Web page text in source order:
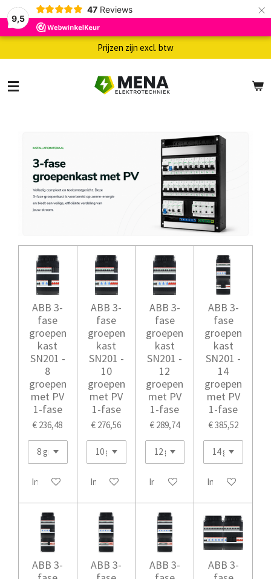
9,5
47 Reviews ×
Prijzen zijn excl. btw
ABB 3-
fase
groepen
kast
SN201 -
8
groepen
met PV
1-fase
€ 236,48
In winkelwagen
ABB 3-
fase
groepen
kast
SN201 -
10
groepen
met PV
1-fase
€ 276,56
In winkelwagen
ABB 3-
fase
groepen
kast
SN201 -
12
groepen
met PV
1-fase
€ 289,74
In winkelwagen
ABB 3-
fase
groepen
kast
SN201 -
14
groepen
met PV
1-fase
€ 385,52
In winkelwagen
ABB 3-
ABB 3-
ABB 3-
ABB 3-